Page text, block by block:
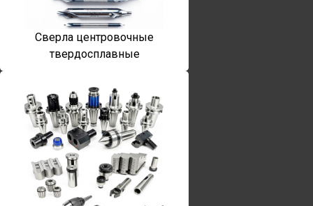
Сверла центровочные
твердосплавные